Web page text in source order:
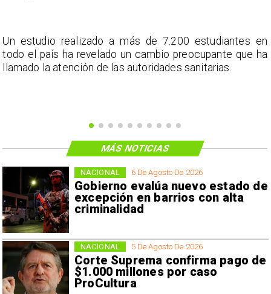
Un estudio realizado a más de 7.200 estudiantes en
todo el país ha revelado un cambio preocupante que ha
llamado la atención de las autoridades sanitarias.
6 De Agosto De 2026
Gobierno evalúa nuevo estado de
excepción en barrios con alta
criminalidad
NACIONAL
5 De Agosto De 2026
Corte Suprema confirma pago de
$1.000 millones por caso
ProCultura
NACIONAL
MÁS NOTICIAS